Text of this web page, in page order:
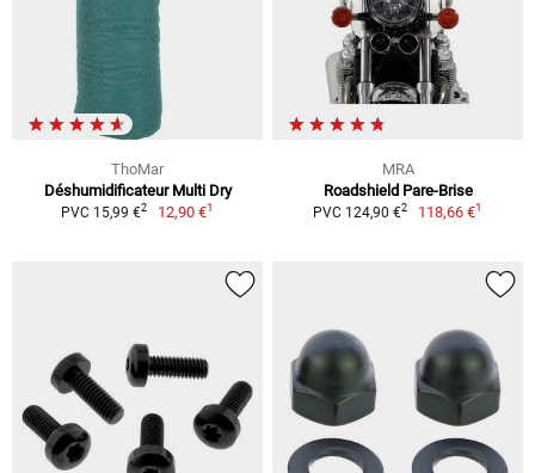
ThoMar
Déshumidificateur Multi Dry
PVC 15,99 €2 12,90 €1
MRA
Roadshield Pare-Brise
PVC 124,90 €2 118,66 €1